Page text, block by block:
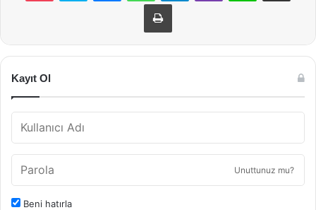
Yazdır
Kayıt Ol
Unuttunuz mu?
Beni hatırla